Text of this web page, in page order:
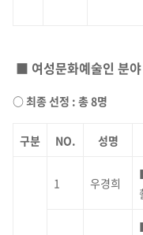
■ 여성문화예술인 분야
○ 최종 선정 : 총 8명
구분 NO. 성명
1 우경희